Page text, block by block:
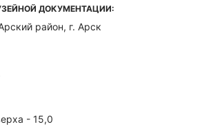
ДОКУМЕНТАЦИИ:
район, г. Арск
- 15,0